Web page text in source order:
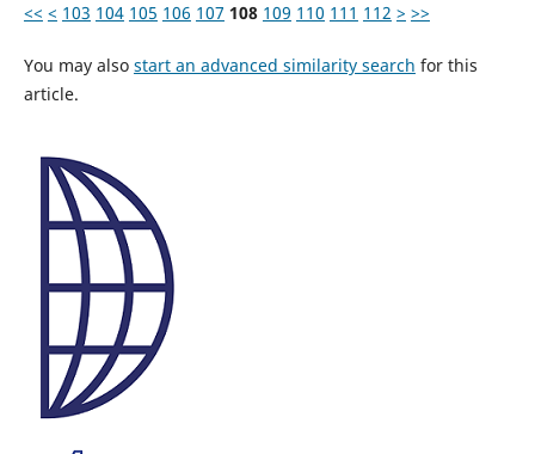
<< < 103 104 105 106 107 108 109 110 111 112 > >>
You may also start an advanced similarity search for this
article.